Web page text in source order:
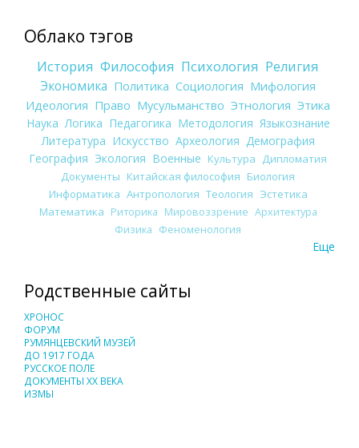
Облако тэгов
История Философия Психология Религия
Экономика Политика Социология Мифология
Идеология Право Мусульманство Этнология Этика
Наука Логика Педагогика Методология Языкознание
Литература Искусство Археология Демография
География Экология Военные Культура
Дипломатия
Документы Китайская философия Биология
Информатика Антропология Теология Эстетика
Математика Риторика Мировоззрение Архитектура
Физика Феноменология
Еще
Родственные сайты
ХРОНОС
ФОРУМ
РУМЯНЦЕВСКИЙ МУЗЕЙ
ДО 1917 ГОДА
РУССКОЕ ПОЛЕ
ДОКУМЕНТЫ XX ВЕКА
ИЗМЫ